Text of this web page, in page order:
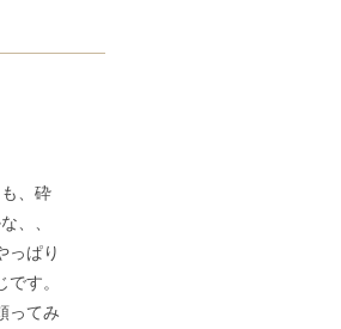
、砕
、、
っぱり
す。
ってみ